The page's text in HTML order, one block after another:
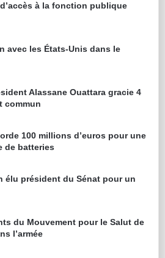
à la fonction publique
avec les États-Unis dans le
Alassane Ouattara gracie 4
commun
100 millions d’euros pour une
de batteries
élu président du Sénat pour un
du Mouvement pour le Salut de
l’armée